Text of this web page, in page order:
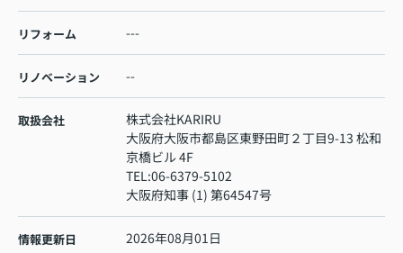
リフォーム ---
リノベーション --
取扱会社
株式会社KARIRU
大阪府大阪市都島区東野田町２丁目9-13 松和
京橋ビル 4F
TEL:06-6379-5102
大阪府知事 (1) 第64547号
情報更新日 2026年08月01日